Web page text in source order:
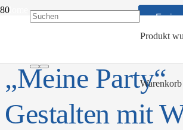
Produkt
Home
Ferienkurse Würzburg
„Meine Party“
Gestalten mit